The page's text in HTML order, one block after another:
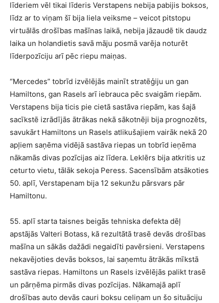
līderiem vēl tikai līderis Verstapens nebija pabijis boksos,
līdz ar to viņam šī bija liela veiksme – veicot pitstopu
virtuālās drošības mašīnas laikā, nebija jāzaudē tik daudz
laika un holandietis savā māju posmā varēja noturēt
līderpozīciju arī pēc riepu maiņas.
“Mercedes” tobrīd izvēlējās mainīt stratēģiju un gan
Hamiltons, gan Rasels arī iebrauca pēc svaigām riepām.
Verstapens bija ticis pie cietā sastāva riepām, kas šajā
sacīkstē izrādījās ātrākas nekā sākotnēji bija prognozēts,
savukārt Hamiltons un Rasels atlikušajiem vairāk nekā 20
apļiem saņēma vidējā sastāva riepas un tobrīd ieņēma
nākamās divas pozīcijas aiz līdera. Leklērs bija atkritis uz
ceturto vietu, tālāk sekoja Peress. Sacensībām atsākoties
50. aplī, Verstapenam bija 12 sekunžu pārsvars pār
Hamiltonu.
55. aplī starta taisnes beigās tehniska defekta dēļ
apstājās Valteri Botass, kā rezultātā trasē devās drošības
mašīna un sākās dažādi negaidīti pavērsieni. Verstapens
nekavējoties devās boksos, lai saņemtu ātrākās mīkstā
sastāva riepas. Hamiltons un Rasels izvēlējās palikt trasē
un pārņēma pirmās divas pozīcijas. Nākamajā aplī
drošības auto devās cauri boksu celiņam un šo situāciju